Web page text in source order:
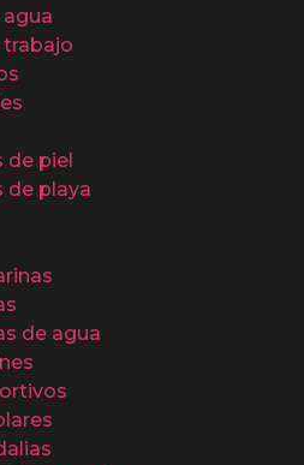
de piel
de playa
de agua